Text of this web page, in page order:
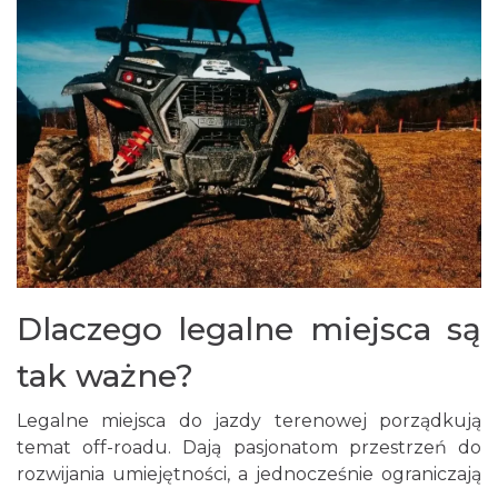
Dlaczego legalne miejsca są
tak ważne?
Legalne miejsca do jazdy terenowej porządkują
temat off-roadu. Dają pasjonatom przestrzeń do
rozwijania umiejętności, a jednocześnie ograniczają